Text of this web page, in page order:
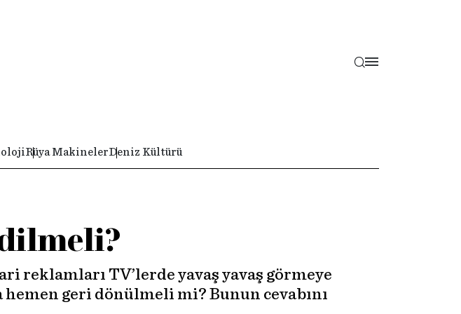
Rüya MakinelerDeniz Kültürü
reklamları TV’lerde yavaş yavaş görmeye
hemen geri dönülmeli mi? Bunun cevabını